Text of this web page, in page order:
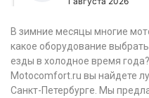
В зимние месяцы многие
какое оборудование
езды в холодное время
Motocomfort.ru вы найдете
Санкт-Петербурге. Мы